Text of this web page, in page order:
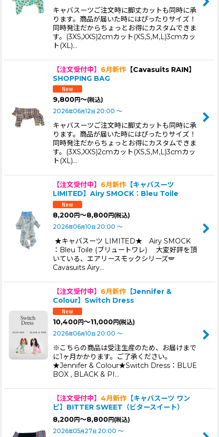
キャバスーツご注文時に脚丈カットも同時に承
ります。商品が届いた時にはぴったりサイズ！
同時発注だからちょっとお得にカスタムできま
す。(3XS,XXS)2cmカット(XS,S,M,L)3cmカッ
ト(XL)…
【注文受付中】 6月新作 【Cavasuits RAIN】
SHOPPING BAG
9,800円～(税込)
2026年06月12日 20:00 ～
キャバスーツご注文時に脚丈カットも同時に承
ります。商品が届いた時にはぴったりサイズ！
同時発注だからちょっとお得にカスタムできま
す。(3XS,XXS)2cmカット(XS,S,M,L)3cmカッ
ト(XL)…
【注文受付中】 6月新作 【キャバスーツ
LIMITED】Airy SMOCK：Bleu Toile
8,200円～8,800円 (税込)
2026年06月10日 20:00 ～
★キャバスーツ LIMITED★ Airy SMOCK
：Bleu Toile (ブリュートワレ) 大変好評を頂
いている、エアリースモックシリーズ🪽
Cavasuits Airy…
【注文受付中】 6月新作 【Jennifer &
Colour】Switch Dress
10,400円～11,000円 (税込)
2026年06月10日 20:00 ～
※こちらの商品は受注生産のため、お届けまで
に1ヶ月かかります。ご了承ください。
★Jennifer & Colour★Switch Dress：BLUE
BOX , BLACK & PI…
【注文受付中】 4月新作 【キャバスーツ ワン
ピ】BITTER SWEET（ビタースイート）
8,200円～8,800円 (税込)
2026年05月27日 20:00 ～